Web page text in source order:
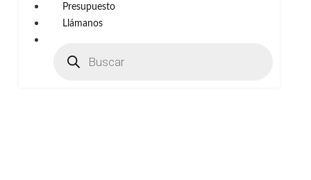
Presupuesto
Llámanos